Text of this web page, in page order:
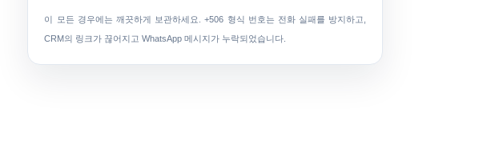
이 모든 경우에는 깨끗하게 보관하세요.+506 형식 번호는 전화 실패를 방지하고,
CRM의 링크가 끊어지고 WhatsApp 메시지가 누락되었습니다.